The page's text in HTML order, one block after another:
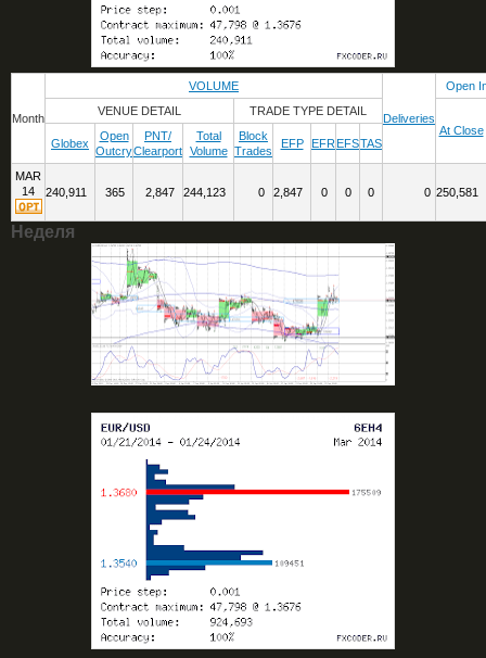
Month
VOLUME
Deliveries
Open
VENUE DETAIL
TRADE TYPE DETAIL
At Close
Globex
Open
Outcry
PNT/
Clearport
Total
Volume
Block
Trades
EFP EFREFSTAS
MAR
14
240,911 365 2,847 244,123 0 2,847 0 0 0 0 250,581
Неделя